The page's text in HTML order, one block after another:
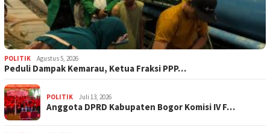
POLITIK Agustus 5, 2026
‎Peduli Dampak Kemarau, Ketua Fraksi PPP…
POLITIK Juli 13, 2026
Anggota DPRD Kabupaten Bogor Komisi IV F…